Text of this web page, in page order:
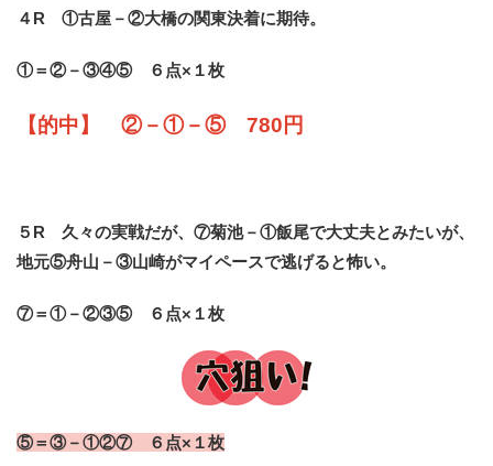
４R ①古屋－②大橋の関東決着に期待。
①＝②－③④⑤ ６点×１枚
【的中】 ②－①－⑤ 780円
５R 久々の実戦だが、⑦菊池－①飯尾で大丈夫とみたいが、
地元⑤舟山－③山崎がマイペースで逃げると怖い。
⑦＝①－②③⑤ ６点×１枚
⑤＝③－①②⑦ ６点×１枚